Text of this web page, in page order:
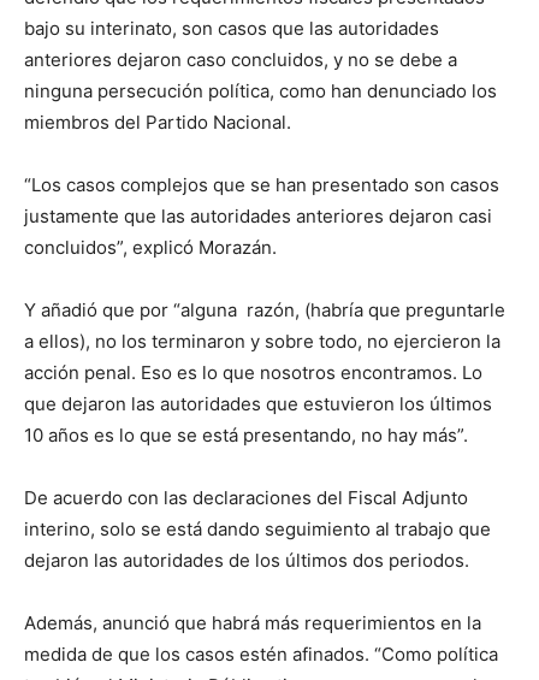
bajo su interinato, son casos que las autoridades
anteriores dejaron caso concluidos, y no se debe a
ninguna persecución política, como han denunciado los
miembros del Partido Nacional.
“Los casos complejos que se han presentado son casos
justamente que las autoridades anteriores dejaron casi
concluidos”, explicó Morazán.
Y añadió que por “alguna razón, (habría que preguntarle
a ellos), no los terminaron y sobre todo, no ejercieron la
acción penal. Eso es lo que nosotros encontramos. Lo
que dejaron las autoridades que estuvieron los últimos
10 años es lo que se está presentando, no hay más”.
De acuerdo con las declaraciones del Fiscal Adjunto
interino, solo se está dando seguimiento al trabajo que
dejaron las autoridades de los últimos dos periodos.
Además, anunció que habrá más requerimientos en la
medida de que los casos estén afinados. “Como política